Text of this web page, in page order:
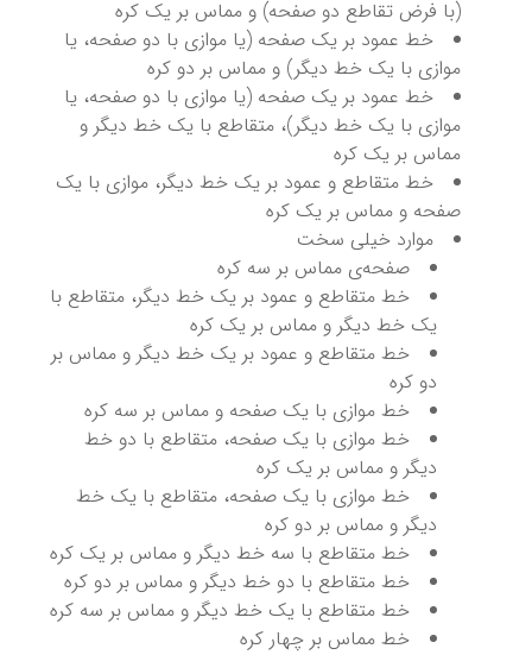
(با فرض تقاطع دو صفحه) و مماس بر یک کره
خط عمود بر یک صفحه (یا موازی با دو صفحه، یا
موازی با یک خط دیگر) و مماس بر دو کره
خط عمود بر یک صفحه (یا موازی با دو صفحه، یا
موازی با یک خط دیگر)، متقاطع با یک خط دیگر و
مماس بر یک کره
خط متقاطع و عمود بر یک خط دیگر، موازی با یک
صفحه و مماس بر یک کره
موارد خیلی سخت
صفحه‌ی مماس بر سه کره
خط متقاطع و عمود بر یک خط دیگر، متقاطع با
یک خط دیگر و مماس بر یک کره
خط متقاطع و عمود بر یک خط دیگر و مماس بر
دو کره
خط موازی با یک صفحه و مماس بر سه کره
خط موازی با یک صفحه، متقاطع با دو خط
دیگر و مماس بر یک کره
خط موازی با یک صفحه، متقاطع با یک خط
دیگر و مماس بر دو کره
خط متقاطع با سه خط دیگر و مماس بر یک کره
خط متقاطع با دو خط دیگر و مماس بر دو کره
خط متقاطع با یک خط دیگر و مماس بر سه کره
خط مماس بر چهار کره